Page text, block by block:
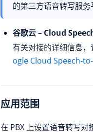
的第三方语音转写服务
谷歌云 – Cloud
有关对接的详细信息，
ogle Cloud Speech-
应用范围
在 PBX 上设置语音转写